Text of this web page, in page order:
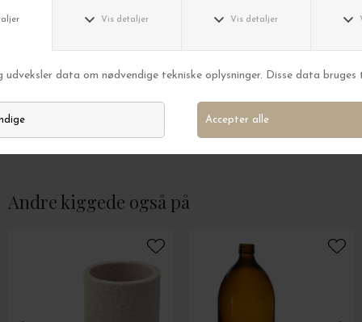
Loungebord Djuro, Ø:79*38
Andre kiggede også på